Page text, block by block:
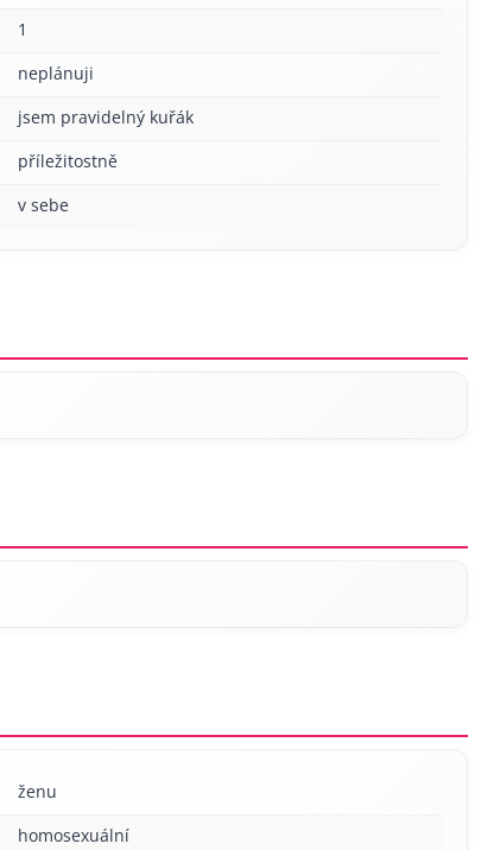
1
neplánuji
jsem pravidelný kuřák
příležitostně
v sebe
ženu
homosexuální